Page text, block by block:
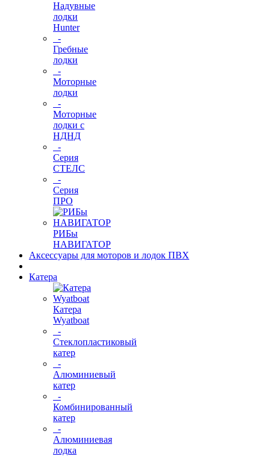
Надувные
лодки
Hunter
-
Гребные
лодки
-
Моторные
лодки
-
Моторные
лодки с
НДНД
-
Серия
СТЕЛС
-
Серия
ПРО
РИБы
НАВИГАТОР
Аксессуары для моторов и лодок ПВХ
Катера
Катера
Wyatboat
-
Cтеклопластиковый
катер
-
Алюминиевый
катер
-
Комбинированный
катер
-
Алюминиевая
лодка